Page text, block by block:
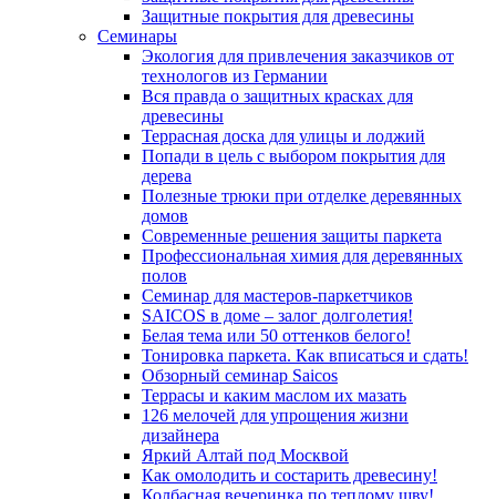
Защитные покрытия для древесины
Семинары
Экология для привлечения заказчиков от
технологов из Германии
Вся правда о защитных красках для
древесины
Террасная доска для улицы и лоджий
Попади в цель с выбором покрытия для
дерева
Полезные трюки при отделке деревянных
домов
Современные решения защиты паркета
Профессиональная химия для деревянных
полов
Семинар для мастеров-паркетчиков
SAICOS в доме – залог долголетия!
Белая тема или 50 оттенков белого!
Тонировка паркета. Как вписаться и сдать!
Обзорный семинар Saicos
Террасы и каким маслом их мазать
126 мелочей для упрощения жизни
дизайнера
Яркий Алтай под Москвой
Как омолодить и состарить древесину!
Колбасная вечеринка по теплому шву!